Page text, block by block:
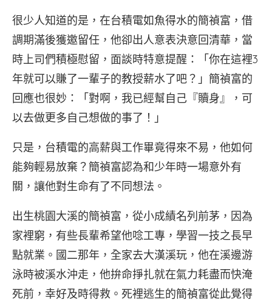
很少人知道的是，在台積電如魚得水的簡禎富，借
調期滿後獲邀留任，他卻出人意表決意回清華，當
時上司們積極慰留，面談時特意提醒：「你在這裡3
年就可以賺了一輩子的教授薪水了吧？」簡禎富的
回應也很妙：「對啊，我已經幫自己『贖身』，可
以去做更多自己想做的事了！」
只是，台積電的高薪與工作畢竟得來不易，他如何
能夠輕易放棄？簡禎富認為和少年時一場意外有
關，讓他對生命有了不同想法。
出生桃園大溪的簡禎富，從小成績名列前茅，因為
家裡窮，有些長輩希望他唸工專，學習一技之長早
點就業。國二那年，全家去大漢溪玩，他在溪邊游
泳時被溪水沖走，他拚命掙扎就在氣力耗盡而快淹
死前，幸好及時得救。死裡逃生的簡禎富從此覺得